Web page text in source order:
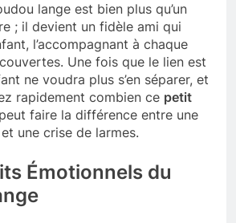
lange est bien plus qu’un
; il devient un fidèle ami qui
l’accompagnant à chaque
Une fois que le lien est
ne voudra plus s’en séparer, et
rapidement combien ce petit
faire la différence entre une
une crise de larmes.
Émotionnels du